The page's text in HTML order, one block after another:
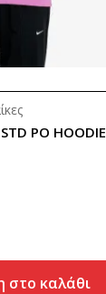
PO HOODIE
στο καλάθι